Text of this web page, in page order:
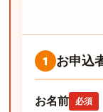
1 お申込
お名前 必須